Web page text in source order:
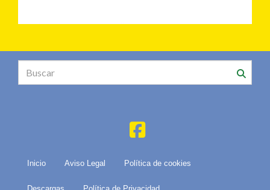
Inicio Aviso Legal Política de cookies